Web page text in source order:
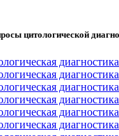
Сервис и туризм
и
цитологической